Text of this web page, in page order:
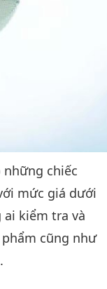
chiếc
mức giá dưới
kiểm tra và
cũng như